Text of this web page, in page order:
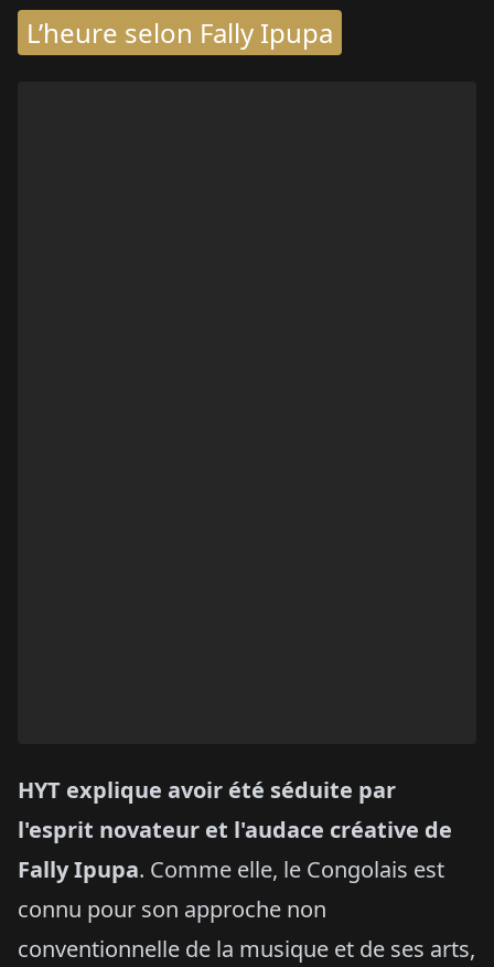
L’heure selon Fally Ipupa
HYT explique avoir été séduite par
l'esprit novateur et l'audace créative de
Fally Ipupa. Comme elle, le Congolais est
connu pour son approche non
conventionnelle de la musique et de ses arts,